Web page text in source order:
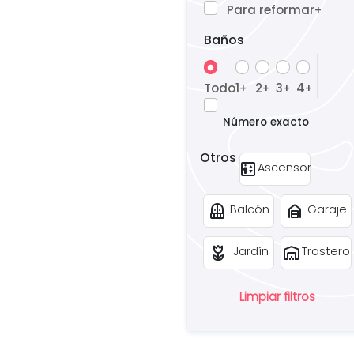
Para reformar+
Baños
Todo1+ 2+ 3+ 4+
Número exacto
Otros
elevatorAscensor
balcony Balcón garage_home Garaje
deceased Jardín warehouseTrastero
Limpiar filtros